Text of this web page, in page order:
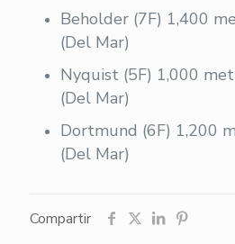
Beholder (7F) 1,400
(Del Mar)
Nyquist (5F) 1,000
(Del Mar)
Dortmund (6F) 1,200
(Del Mar)
Compartir